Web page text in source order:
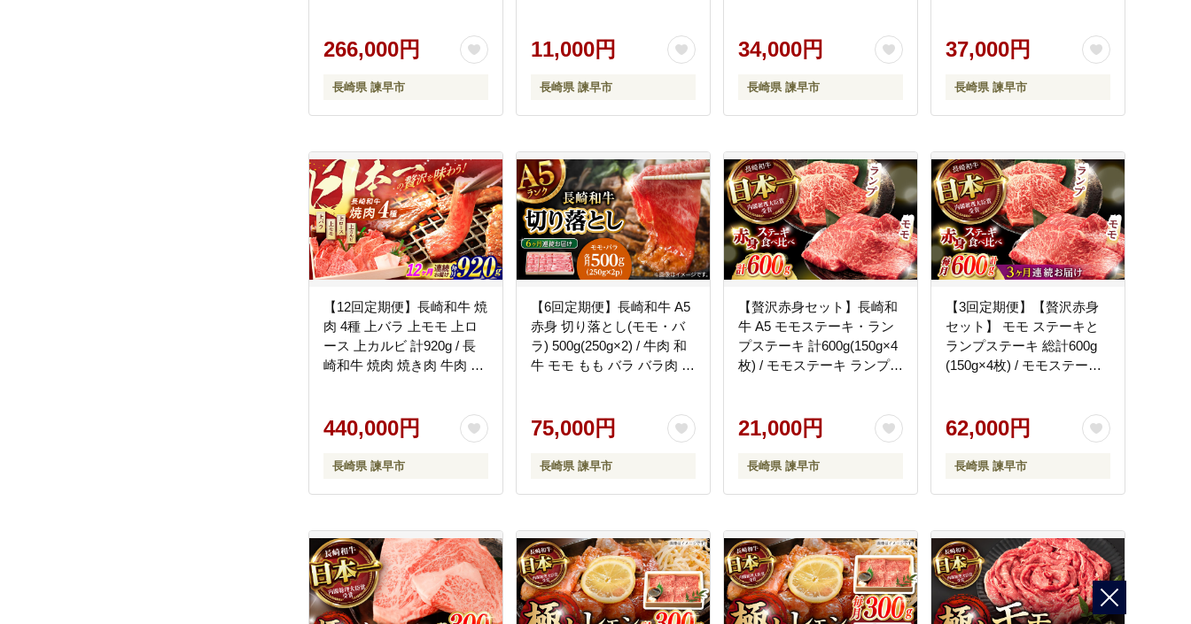
野中精肉店 [AHCW108]
266,000円
長崎県 諫早市
11,000円
長崎県 諫早市
34,000円
長崎県 諫早市
37,000円
長崎県 諫早市
【12回定期便】長崎和牛 焼
肉 4種 上バラ 上モモ 上ロ
ース 上カルビ 計920g / 長
崎和牛 焼肉 焼き肉 牛肉 和
[AHCD060]
440,000円
長崎県 諫早市
【6回定期便】長崎和牛 A5
赤身 切り落とし(モモ・バ
ラ) 500g(250g×2) / 牛肉 和
牛 モモ もも バラ バラ肉 す
[AHCW013]
75,000円
長崎県 諫早市
【贅沢赤身セット】長崎和
牛 A5 モモステーキ・ラン
プステーキ 計600g(150g×4
枚) / モモステーキ ランプス
[AHCW016]
21,000円
長崎県 諫早市
【3回定期便】【贅沢赤身
セット】 モモ ステーキと
ランプステーキ 総計600g
(150g×4枚) / モモステーキ
肉店 [AHCW017]
62,000円
長崎県 諫早市